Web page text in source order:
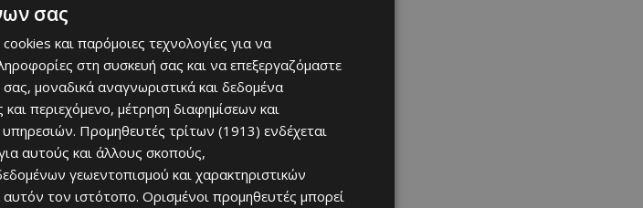
κανείς από τον δρόμο
και 40 χιλιόμετρα αν πάρει τον
περιοχή με έντονο ανάγλυφο,
τα 1000 μέτρα. Το τοπίο
Περιστερώνας γι’ αυτό και οι
σας
και παρόμοιες τεχνολογίες για να
στη συσκευή σας και να επεξεργαζόμαστε
μοναδικά αναγνωριστικά και δεδομένα
και περιεχόμενο, μέτρηση διαφημίσεων και
Προμηθευτές τρίτων (1913) ενδέχεται
αυτούς και άλλους σκοπούς,
γεωεντοπισμού και χαρακτηριστικών
τον ιστότοπο. Ορισμένοι προμηθευτές μπορεί